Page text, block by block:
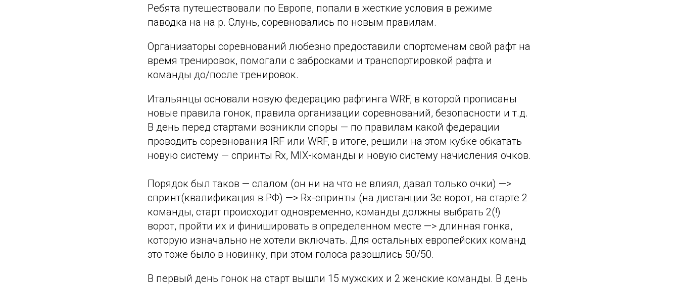
Ребята путешествовали по Европе, попали в жесткие условия в режиме
паводка на на р. Слунь, соревновались по новым правилам.
Организаторы соревнований любезно предоставили спортсменам свой рафт на
время тренировок, помогали с забросками и транспортировкой рафта и
команды до/после тренировок.
Итальянцы основали новую федерацию рафтинга WRF, в которой прописаны
новые правила гонок, правила организации соревнований, безопасности и т.д.
В день перед стартами возникли споры — по правилам какой федерации
проводить соревнования IRF или WRF, в итоге, решили на этом кубке обкатать
новую систему — спринты Rx, MIX-команды и новую систему начисления очков.
Порядок был таков — слалом (он ни на что не влиял, давал только очки) —>
спринт(квалификация в РФ) —> Rx-спринты (на дистанции 3е ворот, на старте 2
команды, старт происходит одновременно, команды должны выбрать 2(!)
ворот, пройти их и финишировать в определенном месте —> длинная гонка,
которую изначально не хотели включать. Для остальных европейских команд
это тоже было в новинку, при этом голоса разошлись 50/50.
В первый день гонок на старт вышли 15 мужских и 2 женские команды. В день